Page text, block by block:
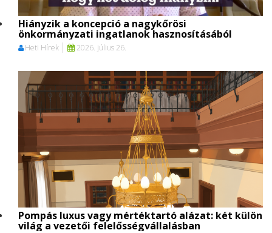
Hiányzik a koncepció a nagykőrösi
önkormányzati ingatlanok hasznosításából
Heti Hírek 2026. július 26.
Pompás luxus vagy mértéktartó alázat: két külön
világ a vezetői felelősségvállalásban